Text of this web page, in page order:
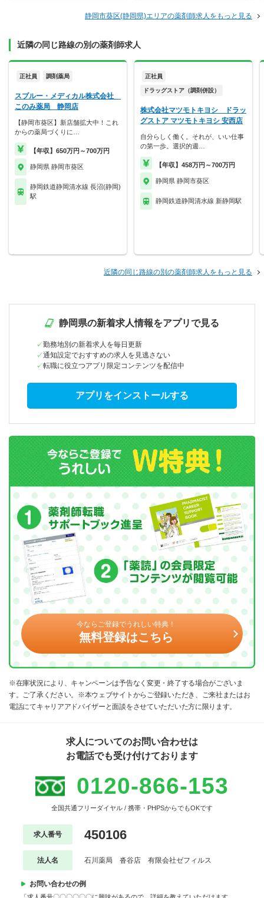
静岡市葵区(静岡県)エリアの薬剤師求人をもっと見る
近隣の同じ路線の別の薬剤師求人
正社員 調剤薬局
スブルー・メディカル株式会社
このみ薬局 静岡店
【静岡市葵区】新店舗拡大中！これ
からの薬局づくりに…
【年収】650万円～700万円
静岡県 静岡市葵区
静岡鉄道静岡清水線 長沼(静岡)
駅
正社員
ドラッグストア（調剤併設）
株式会社マツモトキヨシ ドラッ
グストア マツモトキヨシ 安西店
自分らしく働く。それが、いい仕事
の第一歩。選択的週…
【年収】458万円～700万円
静岡県 静岡市葵区
静岡鉄道静岡清水線 新静岡駅
近隣の同じ路線の別の薬剤師求人をもっと見る
静岡県の新着求人情報をアプリで見る
勤務地別の新着求人を毎日更新
通知設定でおすすめの求人を見逃さない
転職に役立つアプリ限定コンテンツを配信中
アプリをインストールする
今ならご登録でうれしい特典！
無料登録はこちら
※在庫状況により、キャンペーンは予告なく変更・終了する場合がございま
す。ご了承ください。※本ウェブサイトからご登録いただき、ご来社またはお
電話にてキャリアアドバイザーと面談をさせていただいた方に限ります。
求人についてのお問い合わせは
お電話でも受け付けております
0120-866-153
全国共通フリーダイヤル / 携帯・PHPSからでもOKです
求人番号 450106
法人名 石川薬局 沓谷店 有限会社ゼフィルス
お問い合わせの例